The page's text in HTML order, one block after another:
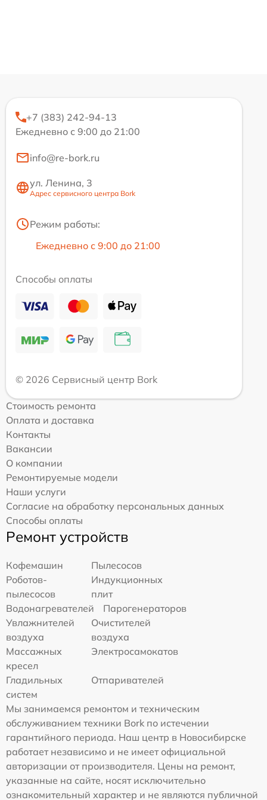
+7 (383) 242-94-13
Ежедневно с 9:00 до 21:00
info@re-bork.ru
ул. Ленина, 3
Адрес сервисного центра Bork
Режим работы:
Ежедневно с 9:00 до 21:00
Способы оплаты
© 2026 Сервисный центр Bork
Стоимость ремонта
Оплата и доставка
Контакты
Вакансии
О компании
Ремонтируемые модели
Наши услуги
Согласие на обработку персональных данных
Способы оплаты
Ремонт устройств
Кофемашин
Пылесосов
Роботов-
пылесосов
Индукционных
плит
Водонагревателей
Парогенераторов
Увлажнителей
воздуха
Очистителей
воздуха
Массажных
кресел
Электросамокатов
Гладильных
систем
Отпаривателей
Мы занимаемся ремонтом и техническим
обслуживанием техники Bork по истечении
гарантийного периода. Наш центр в Новосибирске
работает независимо и не имеет официальной
авторизации от производителя. Цены на ремонт,
указанные на сайте, носят исключительно
ознакомительный характер и не являются публичной